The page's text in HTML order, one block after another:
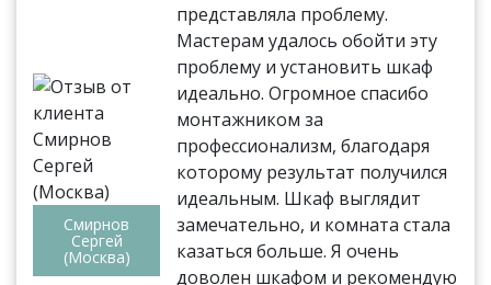
Смирнов
Сергей
(Москва)
представляла проблему.
Мастерам удалось обойти эту
проблему и установить шкаф
идеально. Огромное спасибо
монтажником за
профессионализм, благодаря
которому результат получился
идеальным. Шкаф выглядит
замечательно, и комната стала
казаться больше. Я очень
доволен шкафом и рекомендую